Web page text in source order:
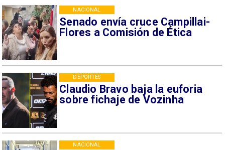
Senado envía cruce Campillai-
Flores a Comisión de Ética
NACIONAL
Claudio Bravo baja la euforia
sobre fichaje de Vozinha
DEPORTES
NACIONAL